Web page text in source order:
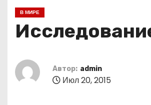
В МИРЕ
Автор: admin
Июл 20, 2015